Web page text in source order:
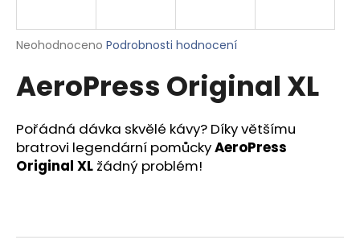
Průměrné
produktu
je
z
5
hvězdiček.
Neohodnoceno Podrobnosti hodnocení
AeroPress Original XL
Pořádná dávka skvělé kávy? Díky většímu
bratrovi legendární pomůckyAeroPress
Original XL žádný problém!
j
t
?